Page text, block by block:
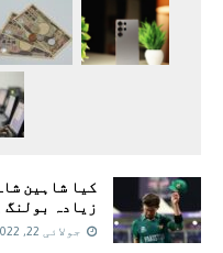
کیا شاہین
زیادہ بولنگ
جولائی 22, 2022